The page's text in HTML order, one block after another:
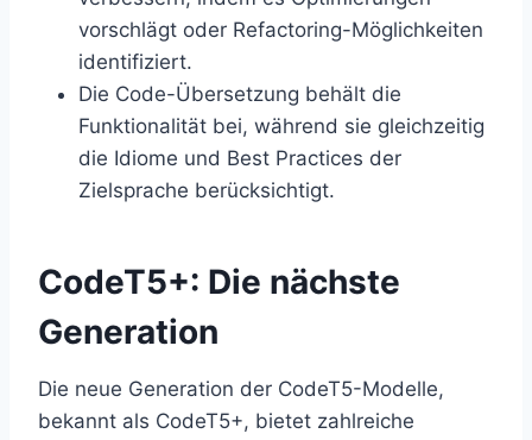
vorschlägt oder Refactoring-Möglichkeiten
identifiziert.
Die Code-Übersetzung behält die
Funktionalität bei, während sie gleichzeitig
die Idiome und Best Practices der
Zielsprache berücksichtigt.
CodeT5+: Die nächste
Generation
Die neue Generation der CodeT5-Modelle,
bekannt als CodeT5+, bietet zahlreiche